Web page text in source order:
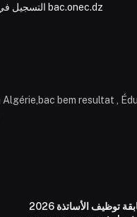
التسجيل في بكالوريا 2026 bac.onec.dz
Algérie,bac bem resultat ,
نتائج مسابقة توظيف الأساتذة 2026